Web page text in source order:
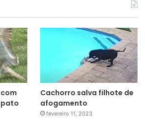
Cachorro salva filhote de
afogamento
fevereiro 11, 2023